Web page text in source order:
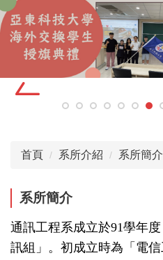
首頁 系所介紹 系所簡介
系所簡介
通訊工程系成立於91學年
訊組」。初成立時為「電